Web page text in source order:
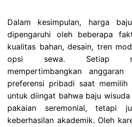
Dalam kesimpulan, harga
dipengaruhi oleh beberapa
kualitas bahan, desain, tren
opsi sewa. Setiap
mempertimbangkan
preferensi pribadi saat memilih
untuk diingat bahwa baju
pakaian seremonial, tetapi
keberhasilan akademik. Oleh